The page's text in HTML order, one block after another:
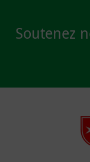
Soutenez